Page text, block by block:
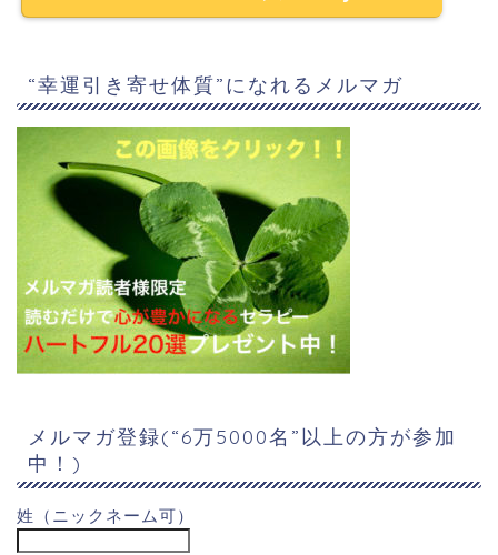
“幸運引き寄せ体質”になれるメルマガ
メルマガ登録(“6万5000名”以上の方が参加
中！)
姓（ニックネーム可）